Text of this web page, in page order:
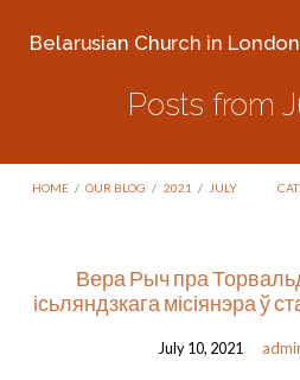
Belarusian Church in London
Posts from
HOME / OUR BLOG / 2021 / JULY
Posts
from
Вера Рыч пра
ісьляндзкага місіянэра ў
July 10, 2021